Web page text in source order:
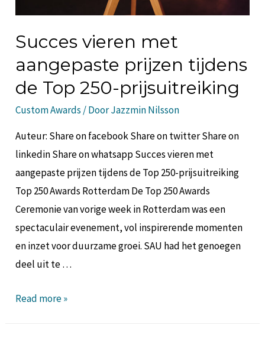
Succes vieren met
aangepaste prijzen tijdens
de Top 250-prijsuitreiking
Custom Awards / DoorJazzmin Nilsson
Auteur: Share on facebook Share on twitter Share on
linkedin Share on whatsapp Succes vieren met
aangepaste prijzen tijdens de Top 250-prijsuitreiking
Top 250 Awards Rotterdam De Top 250 Awards
Ceremonie van vorige week in Rotterdam was een
spectaculair evenement, vol inspirerende momenten
en inzet voor duurzame groei. SAU had het genoegen
deel uit te …
Read more »